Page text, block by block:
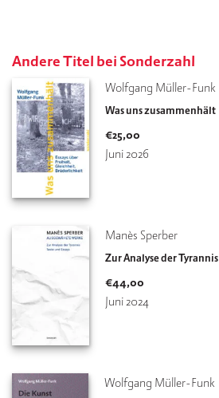
Andere Titel bei Sonderzahl
Wolfgang Müller-Funk
Was uns zusammenhält
€25,00
Juni 2026
Manès Sperber
Zur Analyse der Tyrannis
€44,00
Juni 2024
Wolfgang Müller-Funk